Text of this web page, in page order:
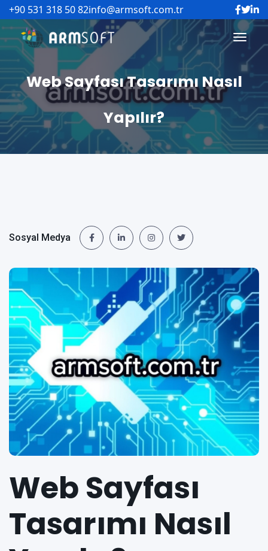
+90 531 318 50 82info@armsoft.com.tr
Web Sayfası Tasarımı Nasıl
Yapılır?
Sosyal Medya
Web Sayfası
Tasarımı Nasıl